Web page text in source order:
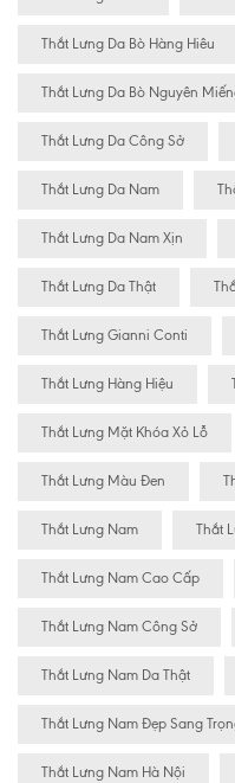
Thắt Lưng Da Bò Hàng Hiêu
Thắt Lưng Da Bò Nguyên
Thắt Lưng Da Công Sở
Thắt Lưng Da Nam
Thắt Lưng Da Nam Xịn
Thắt Lưng Da Thật
Thắt Lưng Gianni Conti
Thắt Lưng Hàng Hiệu
Thắt Lưng Mặt Khóa Xỏ Lỗ
Thắt Lưng Màu Đen
Thắt Lưng Nam Thắt
Thắt Lưng Nam Cao Cấp
Thắt Lưng Nam Công Sở
Thắt Lưng Nam Da Thật
Thắt Lưng Nam Đẹp Sang
Thắt Lưng Nam Hà Nội